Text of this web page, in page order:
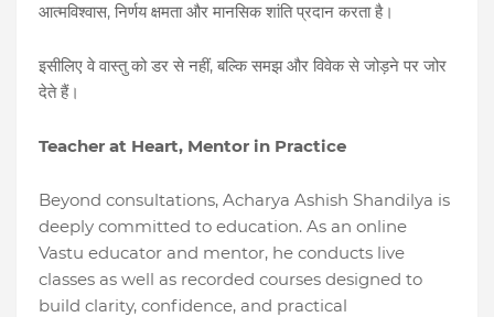
आत्मविश्वास, निर्णय क्षमता और मानसिक शांति प्रदान करता है।
इसीलिए वे वास्तु को डर से नहीं, बल्कि समझ और विवेक से जोड़ने पर जोर
देते हैं।
Teacher at Heart, Mentor in Practice
Beyond consultations, Acharya Ashish Shandilya is
deeply committed to education. As an online
Vastu educator and mentor, he conducts live
classes as well as recorded courses designed to
build clarity, confidence, and practical